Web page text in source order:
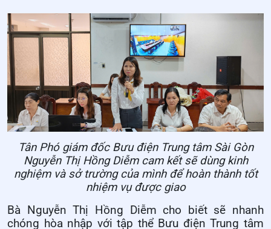
Tân Phó giám đốc Bưu điện Trung tâm Sài Gòn
Nguyễn Thị Hồng Diễm cam kết sẽ dùng kinh
nghiệm và sở trường của mình để hoàn thành tốt
nhiệm vụ được giao
Bà Nguyễn Thị Hồng Diễm cho biết sẽ nhanh
chóng hòa nhập với tập thể Bưu điện Trung tâm